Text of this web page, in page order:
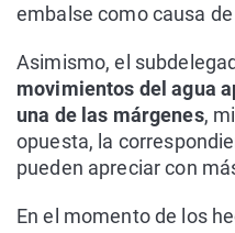
embalse como causa
Asimismo, el
movimientos del agua
una de las márgenes,
opuesta, la
pueden apreciar con
En el momento de los